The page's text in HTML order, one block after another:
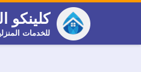
كلينكو
للخدمات